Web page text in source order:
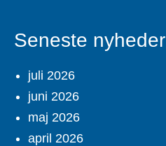
Seneste nyheder
juli 2026
juni 2026
maj 2026
april 2026